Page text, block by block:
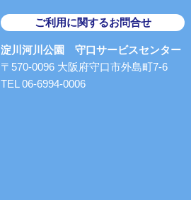
ご利用に関するお問合せ
淀川河川公園 守口サービスセンター
〒570-0096 大阪府守口市外島町7-6
TEL 06-6994-0006